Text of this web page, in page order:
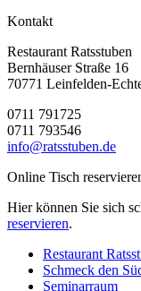
Kontakt
Restaurant Ratsstuben
Bernhäuser Straße 16
70771 Leinfelden-
0711 791725
0711 793546
info@ratsstuben.de
Online Tisch
Hier können Sie sich
reservieren.
Restaurant
Schmeck den
Seminarraum